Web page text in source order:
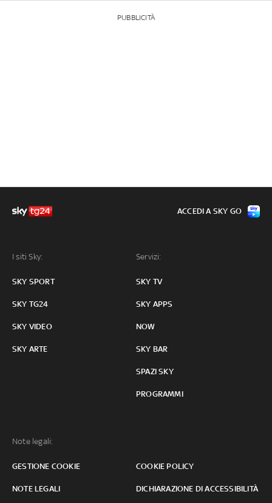
PUBBLICITÀ
I siti Sky:
SKY SPORT
SKY TG24
SKY VIDEO
SKY ARTE
Servizi:
SKY TV
SKY APPS
NOW
SKY BAR
SPAZI SKY
PROGRAMMI
Note legali:
GESTIONE COOKIE COOKIE POLICY
NOTE LEGALI DICHIARAZIONE DI ACCESSIBILITÀ
ACCEDI A SKY GO